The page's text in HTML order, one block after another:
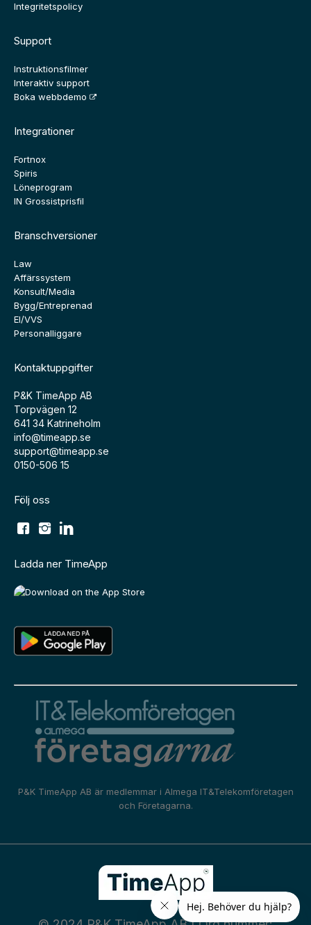
Integritetspolicy
Support
Instruktionsfilmer
Interaktiv support
Boka webbdemo
Integrationer
Fortnox
Spiris
Löneprogram
IN Grossistprisfil
Branschversioner
Law
Affärssystem
Konsult/Media
Bygg/Entreprenad
El/VVS
Personalliggare
Kontaktuppgifter
P&K TimeApp AB
Torpvägen 12
641 34 Katrineholm
info@timeapp.se
support@timeapp.se
0150-506 15
Följ oss
Ladda ner TimeApp
P&K TimeApp AB är medlemmar i Almega IT&Telekomföretagen
och Företagarna.